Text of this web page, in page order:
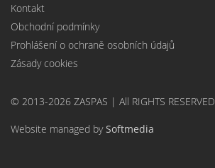
Kontakt
Obchodní podmínky
Prohlášení o ochraně osobních údajů
Zásady cookies
© 2013-2026 ZASPAS | All RIGHTS RESERVED
Website managed bySoftmedia